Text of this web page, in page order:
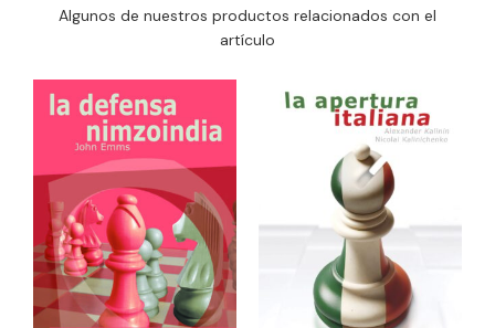
Algunos de nuestros productos relacionados con el
artículo